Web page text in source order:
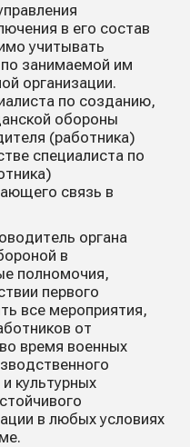
в его состав
учитывать
занимаемой им
организации.
по созданию,
обороны
(работника)
специалиста по
связь в
органа
в
полномочия,
первого
все мероприятия,
от
время военных
культурных
в любых условиях